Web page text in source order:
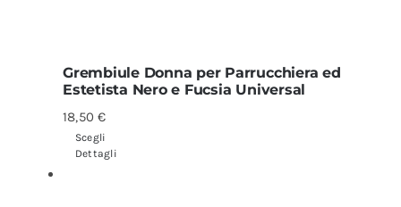
Grembiule Donna per Parrucchiera ed
Estetista Nero e Fucsia Universal
18,50€
Scegli
Dettagli